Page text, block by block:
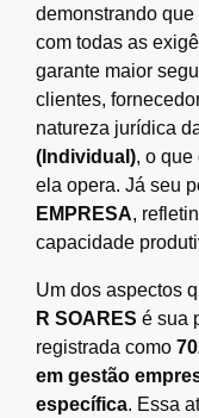
demonstrando
com todas as
garante maior
clientes,
natureza jurídica
(Individual), o que
ela opera. Já seu
EMPRESA,
capacidade
Um dos aspectos
R SOARES é sua
registrada como
em gestão
específica. Essa